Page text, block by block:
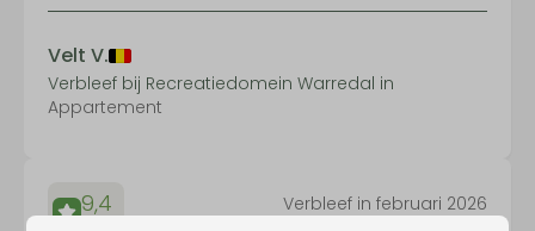
Velt V.
Verbleef bij Recreatiedomein Warredal in
Appartement
9,4 Verbleef in februari 2026